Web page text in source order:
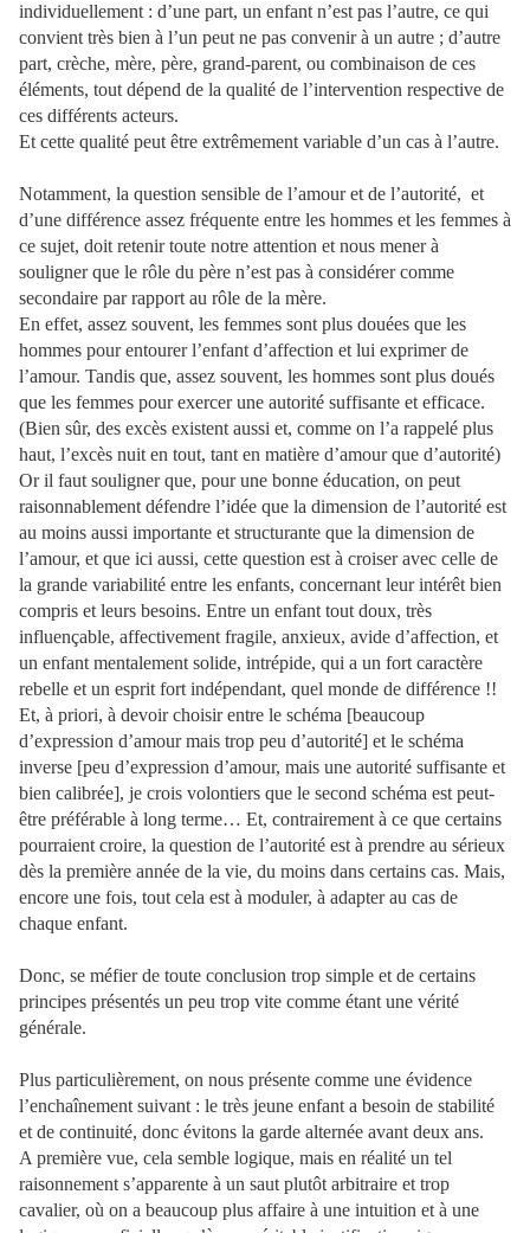
individuellement : d’une part, un enfant n’est pas l’autre, ce qui
convient très bien à l’un peut ne pas convenir à un autre ; d’autre
part, crèche, mère, père, grand-parent, ou combinaison de ces
éléments, tout dépend de la qualité de l’intervention respective de
ces différents acteurs.
Et cette qualité peut être extrêmement variable d’un cas à l’autre.
Notamment, la question sensible de l’amour et de l’autorité, et
d’une différence assez fréquente entre les hommes et les femmes à
ce sujet, doit retenir toute notre attention et nous mener à
souligner que le rôle du père n’est pas à considérer comme
secondaire par rapport au rôle de la mère.
En effet, assez souvent, les femmes sont plus douées que les
hommes pour entourer l’enfant d’affection et lui exprimer de
l’amour. Tandis que, assez souvent, les hommes sont plus doués
que les femmes pour exercer une autorité suffisante et efficace.
(Bien sûr, des excès existent aussi et, comme on l’a rappelé plus
haut, l’excès nuit en tout, tant en matière d’amour que d’autorité)
Or il faut souligner que, pour une bonne éducation, on peut
raisonnablement défendre l’idée que la dimension de l’autorité est
au moins aussi importante et structurante que la dimension de
l’amour, et que ici aussi, cette question est à croiser avec celle de
la grande variabilité entre les enfants, concernant leur intérêt bien
compris et leurs besoins. Entre un enfant tout doux, très
influençable, affectivement fragile, anxieux, avide d’affection, et
un enfant mentalement solide, intrépide, qui a un fort caractère
rebelle et un esprit fort indépendant, quel monde de différence !!
Et, à priori, à devoir choisir entre le schéma [beaucoup
d’expression d’amour mais trop peu d’autorité] et le schéma
inverse [peu d’expression d’amour, mais une autorité suffisante et
bien calibrée], je crois volontiers que le second schéma est peut-
être préférable à long terme… Et, contrairement à ce que certains
pourraient croire, la question de l’autorité est à prendre au sérieux
dès la première année de la vie, du moins dans certains cas. Mais,
encore une fois, tout cela est à moduler, à adapter au cas de
chaque enfant.
Donc, se méfier de toute conclusion trop simple et de certains
principes présentés un peu trop vite comme étant une vérité
générale.
Plus particulièrement, on nous présente comme une évidence
l’enchaînement suivant : le très jeune enfant a besoin de stabilité
et de continuité, donc évitons la garde alternée avant deux ans.
A première vue, cela semble logique, mais en réalité un tel
raisonnement s’apparente à un saut plutôt arbitraire et trop
cavalier, où on a beaucoup plus affaire à une intuition et à une